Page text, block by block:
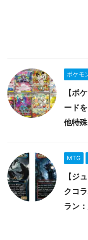
ポケモ
【ポ
ード
他特殊
MTG
【ジ
クコ
ラン